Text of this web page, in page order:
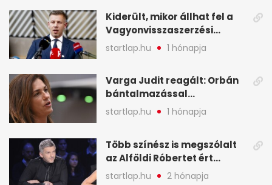
Kiderült, mikor állhat fel a
Vagyonvisszaszerzési
Hivatal - A hét legfontosabb
hírei képekben
startlap.hu 1 hónapja
Varga Judit reagált: Orbán
bántalmazással
kapcsolatban emlegette - A
hét legfontosabb hírei
startlap.hu 1 hónapja
Több színész is megszólalt
az Alföldi Róbertet ért
vádakról - A hét
startlap.hu 2 hónapja